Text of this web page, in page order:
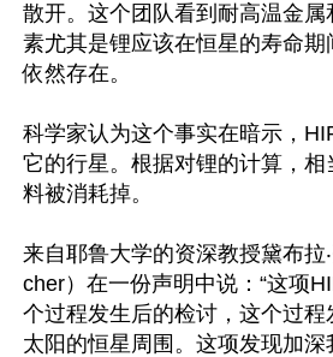
散开。这个团队看到耐高温金属
素尤其是锂应该在恒星的寿命期
依然存在。
科学家认为这个事实在暗示，
它的行星。根据对锂的计算，
料被消耗掉。
来自耶鲁大学的资深教授黛布拉
cher）在一份声明中说：“这项
个过程发生后的检讨，这个过
太阳的恒星周围。这项发现加